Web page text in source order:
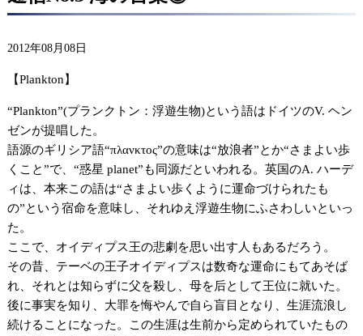
2012年08月08日
【Plankton】
“Plankton”(プランクトン：浮遊生物)という語はドイツのV. ヘン
ゼンが提唱した。
語源のギリシア語“πλανκτος”の意味は“放浪者”とか“さまよい歩
くこと”で、“惑星 planet”も同源だといわれる。英国のA. ハーデ
ィは、本来この語は“さまよい歩くように運命づけられたも
の”という宿命を意味し、それゆえ浮遊生物にふさわしいといっ
た。
ここで、オイディプス王の悲劇を思い出す人もあるだろう。
その昔、テーベの王子オイディプスは数奇な運命にもてあそば
れ、それとは知らずに父を殺し、母を后として王位に就いた。
後に事実を知り、大罪を悔やんで自ら盲目となり、生涯流浪し
続けることになった。この生涯は生前から定められていたもの